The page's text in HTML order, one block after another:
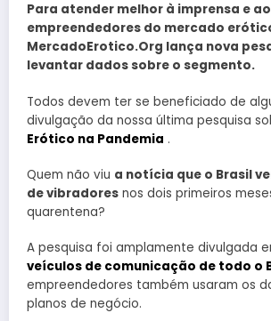
Para atender melhor à imprensa e
empreendedores do mercado
MercadoErotico.Org lança nova
levantar dados sobre o segmento.
Todos devem ter se beneficiado de
divulgação da nossa última pesquisa
Erótico na Pandemia .
Quem não viu a notícia que o Brasil
de vibradores nos dois primeiros
quarentena?
A pesquisa foi amplamente divulgada
veículos de comunicação de todo o
empreendedores também usaram os
planos de negócio.